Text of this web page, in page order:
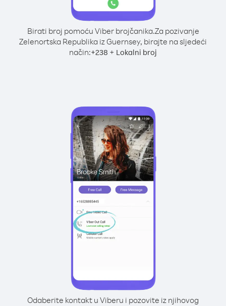
Birati broj pomoću Viber brojčanika.Za pozivanje
Zelenortska Republika iz Guernsey, birajte na sljedeći
način:+238 + Lokalni broj
Odaberite kontakt u Viberu i pozovite iz njihovog